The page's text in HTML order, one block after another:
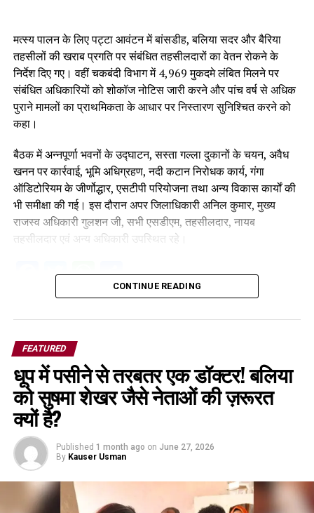
मत्स्य पालन के लिए पट्टा आवंटन में बांसडीह, बलिया सदर और बैरिया
तहसीलों की खराब प्रगति पर संबंधित तहसीलदारों का वेतन रोकने के
निर्देश दिए गए। वहीं चकबंदी विभाग में 4,969 मुकदमे लंबित मिलने पर
संबंधित अधिकारियों को शोकॉज नोटिस जारी करने और पांच वर्ष से अधिक
पुराने मामलों का प्राथमिकता के आधार पर निस्तारण सुनिश्चित करने को
कहा।
बैठक में अन्नपूर्णा भवनों के उद्घाटन, सस्ता गल्ला दुकानों के चयन, अवैध
खनन पर कार्रवाई, भूमि अधिग्रहण, नदी कटान निरोधक कार्य, गंगा
ऑडिटोरियम के जीर्णोद्धार, एसटीपी परियोजना तथा अन्य विकास कार्यों की
भी समीक्षा की गई। इस दौरान अपर जिलाधिकारी अनिल कुमार, मुख्य
राजस्व अधिकारी गुलशन जी, सभी एसडीएम, तहसीलदार, नायब
तहसीलदार एवं अन्य अधिकारी उपस्थित रहे।
Facebook
Twitter
WhatsApp
Share
CONTINUE READING
FEATURED
धूप में पसीने से तरबतर एक डॉक्टर! बलिया
को सुषमा शेखर जैसे नेताओं की ज़रूरत
क्यों है?
Published 1 month ago on June 27, 2026
By Kauser Usman